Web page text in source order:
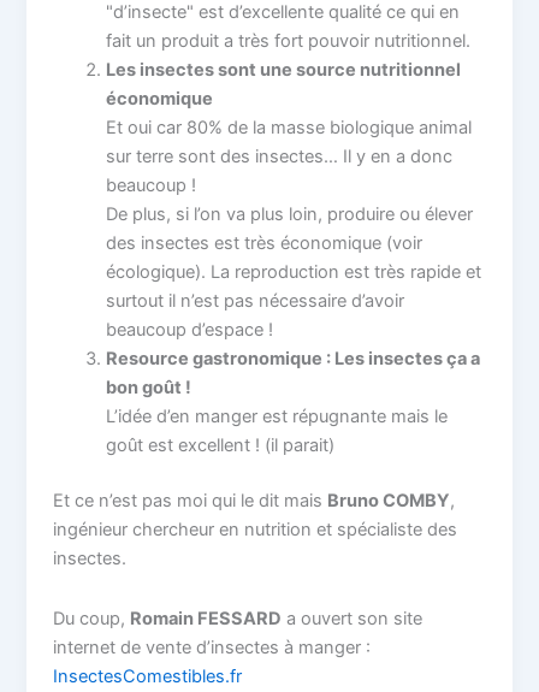
"d’insecte" est d’excellente qualité ce qui en
fait un produit a très fort pouvoir nutritionnel.
Les insectes sont une source nutritionnel
économique
Et oui car 80% de la masse biologique animal
sur terre sont des insectes… Il y en a donc
beaucoup !
De plus, si l’on va plus loin, produire ou élever
des insectes est très économique (voir
écologique). La reproduction est très rapide et
surtout il n’est pas nécessaire d’avoir
beaucoup d’espace !
Resource gastronomique : Les insectes ça a
bon goût !
L’idée d’en manger est répugnante mais le
goût est excellent ! (il parait)
Et ce n’est pas moi qui le dit mais Bruno COMBY,
ingénieur chercheur en nutrition et spécialiste des
insectes.
Du coup, Romain FESSARD a ouvert son site
internet de vente d’insectes à manger :
InsectesComestibles.fr